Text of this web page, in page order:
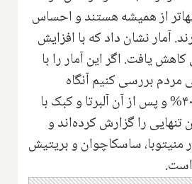
از همیشه هستند و احساس
آمار نشان داد که با افزایش
کاهش یافت. اگر این آمار را با
بررسی کنیم آنگاه
می‌بینیم، انتاریو با ۴۰% و پس از آن آلبرتا و کبک با
تنهایی را گزارش کرده‌اند و
منیتوبا، ساسکاچوان و بریتیش